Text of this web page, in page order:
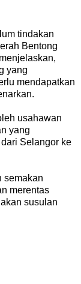
tindakan
Bentong
yang
mendapatkan
usahawan
yang
Selangor ke
semakan
merentas
susulan